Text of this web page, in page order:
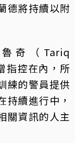
德將持續以附
奇（Tariq
指控在內，所
練的警員提供
持續進行中，
關資訊的人主